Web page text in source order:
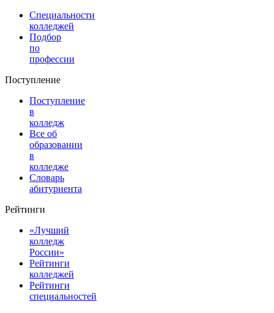
Специальности
колледжей
Подбор
по
профессии
Поступление
Поступление
в
колледж
Все об
образовании
в
колледже
Словарь
абитуриента
Рейтинги
«Лучший
колледж
России»
Рейтинги
колледжей
Рейтинги
специальностей